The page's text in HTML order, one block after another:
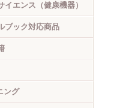
イエンス（健康機器）
ブック対応商品
ング